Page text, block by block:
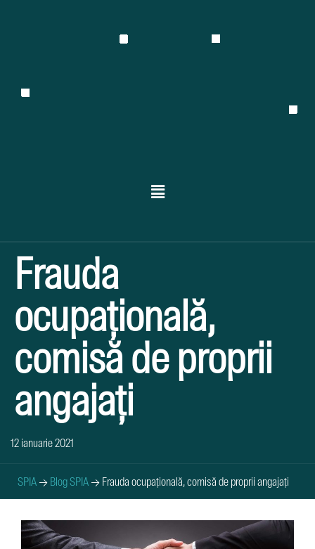
Frauda
ocupațională,
comisă de proprii
angajați
12 ianuarie 2021
SPIA → Blog SPIA → Frauda ocupațională, comisă de proprii angajați